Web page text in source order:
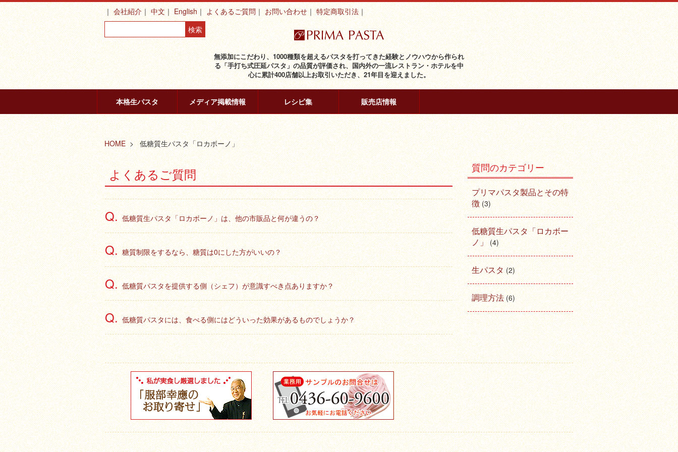
無添加にこだわり、1000種類を超えるパスタを打ってきた経験とノウハウから作られ
る「手打ち式圧延パスタ」の品質が評価され、国内外の一流レストラン・ホテルを中
心に累計400店舗以上お取引いただき、21年目を迎えました。
会社紹介 中文 English よくあるご質問 お問い合わせ 特定商取引法
本格生パスタ メディア掲載情報 レシピ集 販売店情報
HOME 低糖質生パスタ「ロカボーノ」
よくあるご質問
低糖質生パスタ「ロカボーノ」は、他の市販品と何が違うの？
糖質制限をするなら、糖質は0にした方がいいの？
低糖質パスタを提供する側（シェフ）が意識すべき点ありますか？
低糖質パスタには、食べる側にはどういった効果があるものでしょうか？
質問のカテゴリー
プリマパスタ製品とその特
徴(3)
低糖質生パスタ「ロカボー
ノ」(4)
生パスタ(2)
調理方法(6)